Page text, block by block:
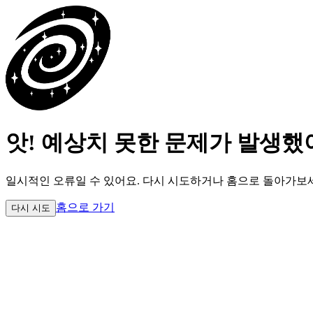
앗! 예상치 못한 문제가 발생했
일시적인 오류일 수 있어요. 다시 시도하거나 홈으로 돌아가보
다시 시도 홈으로 가기